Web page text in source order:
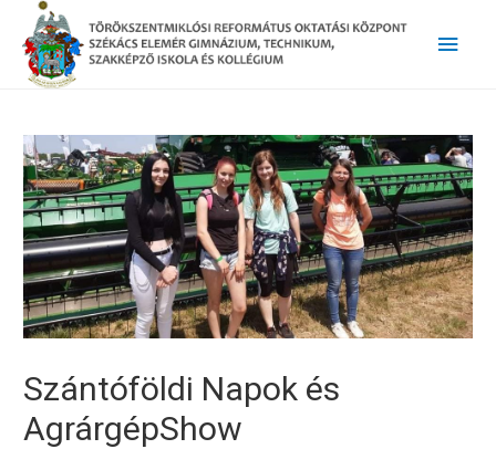
Main
Szántóföldi Napok és
AgrárgépShow